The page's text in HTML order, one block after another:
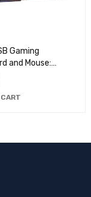
Gaming
and Mouse:
your Gaming
with High
Accuracy